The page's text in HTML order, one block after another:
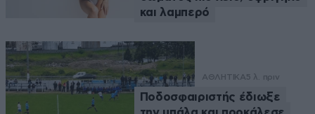
και λαμπερό
ΑΘΛΗΤΙΚΑ5 λ. πριν
Ποδοσφαιριστής έδιωξε